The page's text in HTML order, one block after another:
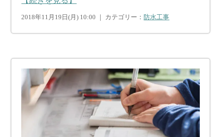
2018年11月19日(月) 10:00 ｜ カテゴリー： 防水工事